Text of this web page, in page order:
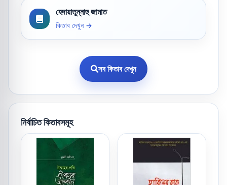
হেদায়াতুন্নাহু জামাত
কিতাব দেখুন →
সব কিতাব দেখুন
নির্বাচিত কিতাবসমূহ